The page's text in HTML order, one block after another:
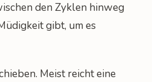
den Zyklen hinweg
gibt, um es
Meist reicht eine